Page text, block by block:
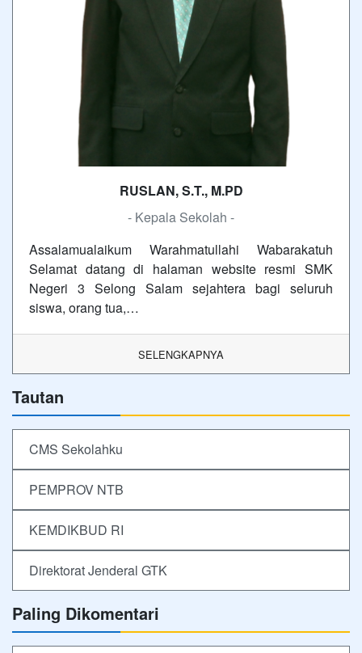
RUSLAN, S.T., M.PD
- Kepala Sekolah -
Assalamualaikum Warahmatullahi Wabarakatuh
Selamat datang di halaman website resmi SMK
Negeri 3 Selong Salam sejahtera bagi seluruh
siswa, orang tua,…
SELENGKAPNYA
Tautan
CMS Sekolahku
PEMPROV NTB
KEMDIKBUD RI
Direktorat Jenderal GTK
Paling Dikomentari